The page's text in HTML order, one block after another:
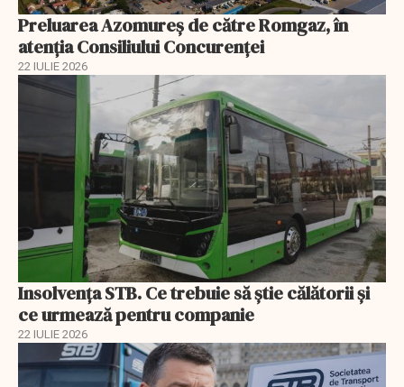
Preluarea Azomureş de către Romgaz, în
atenţia Consiliului Concurenţei
22 IULIE 2026
Insolvenţa STB. Ce trebuie să ştie călătorii şi
ce urmează pentru companie
22 IULIE 2026